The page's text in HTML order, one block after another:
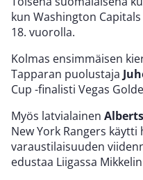
kun Washington
18. vuorolla.
Kolmas ensimmäisen
Tapparan puolustaja
Cup -finalisti Vegas
Myös latvialainen
New York Rangers käytti
varaustilaisuuden
edustaa Liigassa